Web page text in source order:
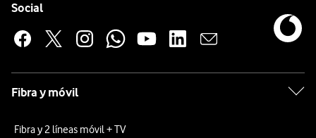
Social
Fibra y móvil
Fibra y 2 líneas móvil + TV